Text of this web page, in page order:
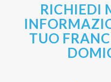
RICHIEDI
TUO